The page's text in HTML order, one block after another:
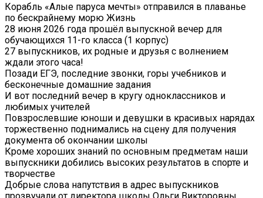
Корабль «Алые паруса мечты» отправился в плаванье
по бескрайнему морю Жизнь
28 июня 2026 года прошёл выпускной вечер для
обучающихся 11-го класса (1 корпус)
27 выпускников, их родные и друзья с волнением
ждали этого часа!
Позади ЕГЭ, последние звонки, горы учебников и
бесконечные домашние задания
И вот последний вечер в кругу одноклассников и
любимых учителей
Повзрослевшие юноши и девушки в красивых нарядах
торжественно поднимались на сцену для получения
документа об окончании школы
Кроме хороших знаний по основным предметам наши
выпускники добились высоких результатов в спорте и
творчестве
Добрые слова напутствия в адрес выпускников
прозвучали от директора школы Ольги Викторовны